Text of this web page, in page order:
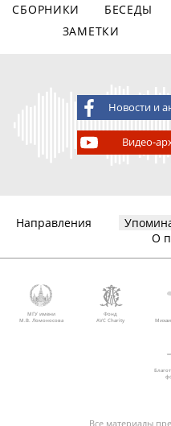
СБОРНИКИ БЕСЕДЫ
ЗАМЕТКИ
Новости и
Видео-
Направления
О
МГУ имени
М.В. Ломоносова
Фонд
AVC Charity
Все материалы